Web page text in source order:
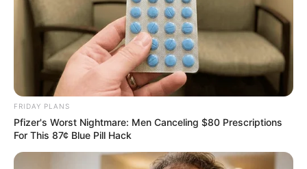
FRIDAY PLANS
Pfizer's Worst Nightmare: Men Canceling $80 Prescriptions
For This 87¢ Blue Pill Hack